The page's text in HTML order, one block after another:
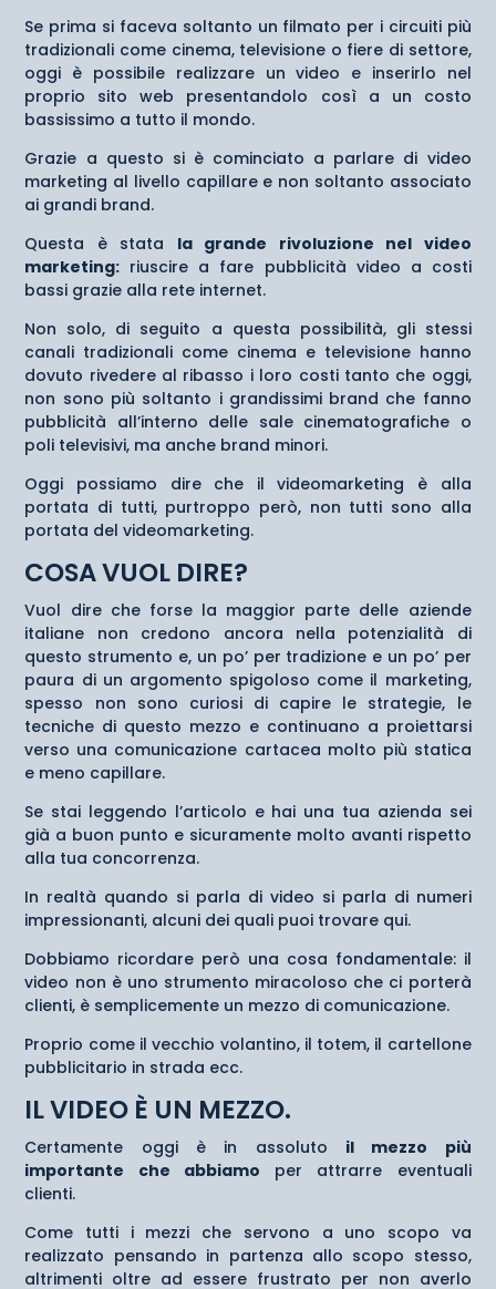
Se prima si faceva soltanto un filmato per i circuiti più
tradizionali come cinema, televisione o fiere di settore,
oggi è possibile realizzare un video e inserirlo nel
proprio sito web presentandolo così a un costo
bassissimo a tutto il mondo.
Grazie a questo si è cominciato a parlare di video
marketing al livello capillare e non soltanto associato
ai grandi brand.
Questa è stata la grande rivoluzione nel video
marketing: riuscire a fare pubblicità video a costi
bassi grazie alla rete internet.
Non solo, di seguito a questa possibilità, gli stessi
canali tradizionali come cinema e televisione hanno
dovuto rivedere al ribasso i loro costi tanto che oggi,
non sono più soltanto i grandissimi brand che fanno
pubblicità all’interno delle sale cinematografiche o
poli televisivi, ma anche brand minori.
Oggi possiamo dire che il videomarketing è alla
portata di tutti, purtroppo però, non tutti sono alla
portata del videomarketing.
COSA VUOL DIRE?
Vuol dire che forse la maggior parte delle aziende
italiane non credono ancora nella potenzialità di
questo strumento e, un po’ per tradizione e un po’ per
paura di un argomento spigoloso come il marketing,
spesso non sono curiosi di capire le strategie, le
tecniche di questo mezzo e continuano a proiettarsi
verso una comunicazione cartacea molto più statica
e meno capillare.
Se stai leggendo l’articolo e hai una tua azienda sei
già a buon punto e sicuramente molto avanti rispetto
alla tua concorrenza.
In realtà quando si parla di video si parla di numeri
impressionanti, alcuni dei quali puoi trovare qui.
Dobbiamo ricordare però una cosa fondamentale: il
video non è uno strumento miracoloso che ci porterà
clienti, è semplicemente un mezzo di comunicazione.
Proprio come il vecchio volantino, il totem, il cartellone
pubblicitario in strada ecc.
IL VIDEO È UN MEZZO.
Certamente oggi è in assoluto il mezzo più
importante che abbiamo per attrarre eventuali
clienti.
Come tutti i mezzi che servono a uno scopo va
realizzato pensando in partenza allo scopo stesso,
altrimenti oltre ad essere frustrato per non averlo